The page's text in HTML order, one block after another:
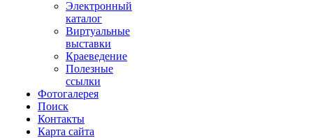
Электронный
каталог
Виртуальные
выставки
Краеведение
Полезные
ссылки
Фотогалерея
Поиск
Контакты
Карта сайта